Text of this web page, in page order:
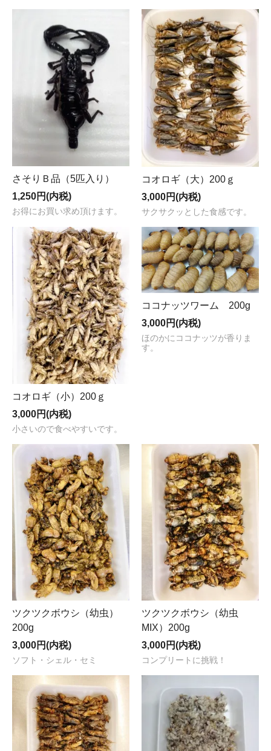
さそりＢ品（5匹入り）
1,250円(内税)
お得にお買い求め頂けます。
コオロギ（大）200ｇ
3,000円(内税)
サクサクッとした食感です。
コオロギ（小）200ｇ
3,000円(内税)
小さいので食べやすいです。
ココナッツワーム 200g
3,000円(内税)
ほのかにココナッツが香りま
す。
ツクツクボウシ（幼虫）
200g
3,000円(内税)
ソフト・シェル・セミ
ツクツクボウシ（幼虫
MIX）200g
3,000円(内税)
コンプリートに挑戦！